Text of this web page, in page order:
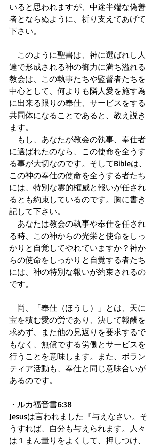
いると思われますが、中途半端な偽善
者とならぬように、祈り支えてあげて
下さい。
このように聖書は、神に選ばれし人
達で形成される神の御力に満ち溢れる
教会は、この執事たちや監督者たちを
中心として、何よりも隣人愛を施す為
に出来る限りの奉仕、サービスをする
共同体になることであると、教え説き
ます。
もし、あなたが教会の執事、奉仕者
に選ばれたのなら、この使命を全うす
る事が大切なのです。そしてBibleは、
この神の奉仕の使命を全うする者たち
には、特別な霊的権威と報いが任され
るとも約束しているのです。胸に書き
記して下さい。
あなたは教会の執事や奉仕を任され
る時、この神からの光栄と使命をしっ
かりと自覚してやれていますか？神か
らの使命をしっかりと自覚する者たち
には、神の特別な報いが約束されるの
です。
尚、「奉仕（ほうし）」とは、天に
宝を積む愛の労であり、決して報酬を
求めず、また他の見返りを要求するで
もなく、無償でする労働とサービスを
行うことを意味します。また、ボラン
ティア活動も、奉仕と同じ意味合いが
あるのです。
・ルカ福音書6:38
Jesusは言われました『与えなさい。そ
うすれば、自分も与えられます。人々
は１まん量りをよくして、押しつけ、